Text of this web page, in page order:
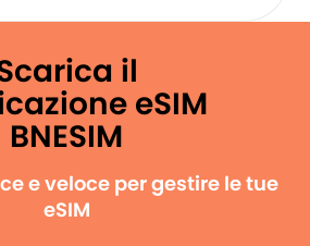
il
eSIM
BNESIM
e veloce per gestire le tue
eSIM